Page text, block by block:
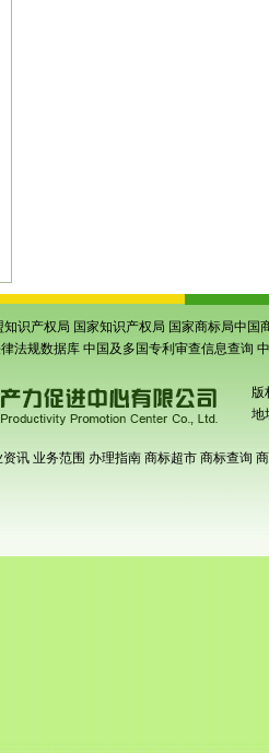
知识产权局 国家知识产权局 国家商标局中国
法规数据库 中国及多国专利审查信息查询
版
地
资讯 业务范围 办理指南 商标超市 商标查询